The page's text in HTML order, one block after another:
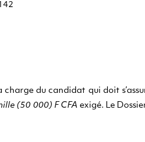
du candidat qui doit
(50 000) F CFA exigé. Le